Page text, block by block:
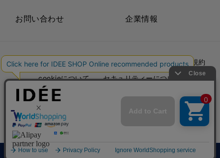
お問い合わせ 企業情報
プライバシーポリシー 外部送信ポリシー
ご利用規約
cookieについて
セキュリティーについて
特定商取引法に基づく表示
古物営業法に基づく表示